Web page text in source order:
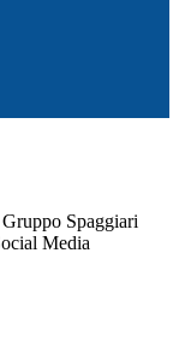
Spaggiari
Media